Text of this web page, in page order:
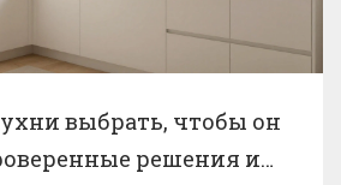
выбрать, чтобы он
решения и